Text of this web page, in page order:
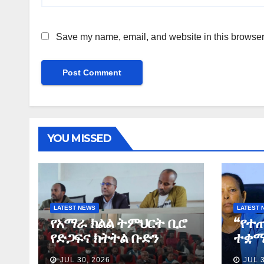
Save my name, email, and website in this
YOU MISSED
LATEST NEWS
የአማራ ክልል ትምህርት ቢሮ
የድጋፍና ክትትል ቡድን
የማጠቃለያ ግብረ መልስ ሰጠ
JUL 30, 2026
LATEST
JUL